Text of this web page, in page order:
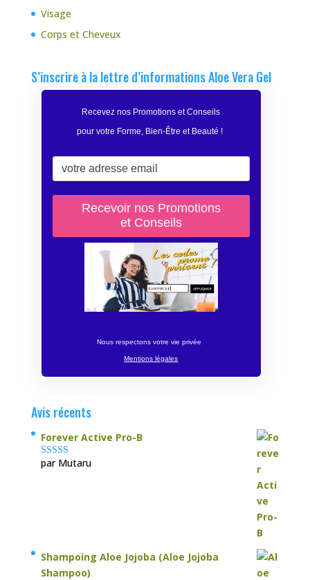
Visage
Corps et Cheveux
S’inscrire à la lettre d’informations Aloe Vera Gel
Recevez nos Promotions et Conseils
pour votre Forme, Bien-Être et Beauté !
Nous respectons votre vie privée
Mentions légales
Avis récents
Forever Active Pro-B
Note4sur
par Mutaru
Shampoing Aloe Jojoba (Aloe Jojoba
Shampoo)